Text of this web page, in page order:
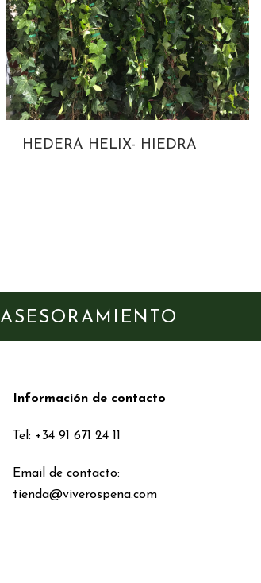
HEDERA HELIX- HIEDRA
ASESORAMIENTO
Información de contacto
Tel: +34 91 671 24 11
Email de contacto:
tienda@viverospena.com